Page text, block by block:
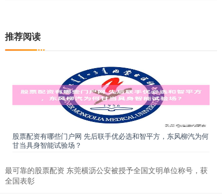
推荐阅读
股票配资有哪些门户网 先后联手优必选和智平方，东风柳汽为何
甘当具身智能试验场？
最可靠的股票配资 东莞横沥公安被授予全国文明单位称号，获
全国表彰